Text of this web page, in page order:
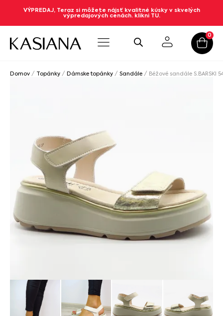
VÝPREDAJ, Teraz si môžete nájsť kvalitné kúsky v skvelých
výpredajových cenách. klikni TU.
0
Domov / Topánky / Dámske topánky / Sandále / Béžové sandále S.BARSKI